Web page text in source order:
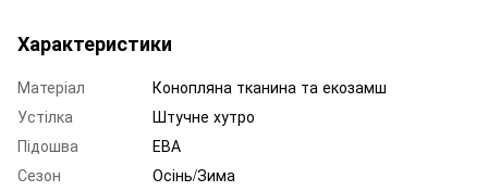
Характеристики
Матеріал
Конопляна тканина та екозамш
Устілка
Штучне хутро
Підошва
ЕВА
Сезон
Осінь/Зима